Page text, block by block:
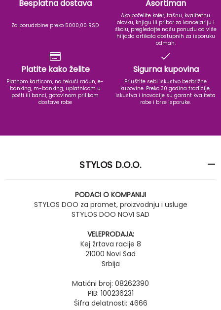
Besplatna dostava
Za porudzbine preko 5000,00 RSD
Asortiman
Ako poželite kofer, tašnu, kvalitetnu
olovku, knjigu ili pribor za kancelariju i
školu, pregledajte našu ponudu od više
hiljada artikala dostupnih za isporuku
odmah.
Platite kako želite
Platnom karticom, na tekući račun, e-
banking, m-banking, uplatnicom u
pošti ili banci, gotovinom prilikom
dostave robe
Sigurna kupovina
Priuštite sebi iskustvo bezbrižne
kupovine. Preko 30 godina tradicije,
iskustva i inovacije su garant kvaliteta
robe i brze isporuke.
STYLOS D.O.O.
PODACI O KOMPANIJI
STYLOS DOO za promet, proizvodnju i usluge
STYLOS DOO NOVI SAD
VELEPRODAJA:
Kej žrtava racije 8
21000 Novi Sad
Srbija
Matični broj: 08262390
PIB: 100236231
Šifra delatnosti: 4666